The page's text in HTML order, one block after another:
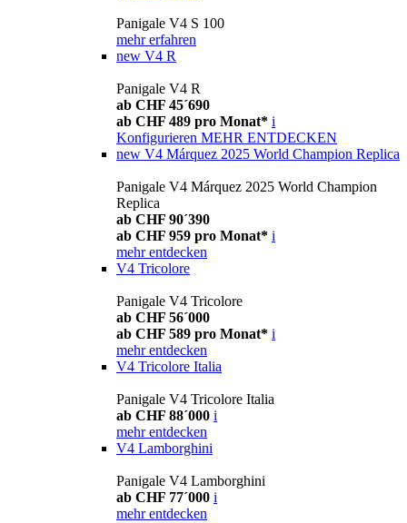
Panigale V4 S 100
mehr erfahren
new V4 R
Panigale V4 R
ab CHF 45´690
ab CHF 489 pro Monat* i
Konfigurieren MEHR ENTDECKEN
new V4 Márquez 2025 World Champion Replica
Panigale V4 Márquez 2025 World Champion
Replica
ab CHF 90´390
ab CHF 959 pro Monat* i
mehr entdecken
V4 Tricolore
Panigale V4 Tricolore
ab CHF 56´000
ab CHF 589 pro Monat* i
mehr entdecken
V4 Tricolore Italia
Panigale V4 Tricolore Italia
ab CHF 88´000 i
mehr entdecken
V4 Lamborghini
Panigale V4 Lamborghini
ab CHF 77´000 i
mehr entdecken